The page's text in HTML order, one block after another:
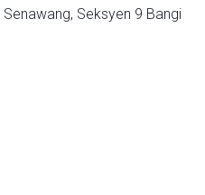
Senawang, Seksyen 9 Bangi